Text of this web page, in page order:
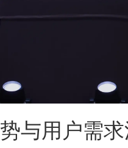
用户需求